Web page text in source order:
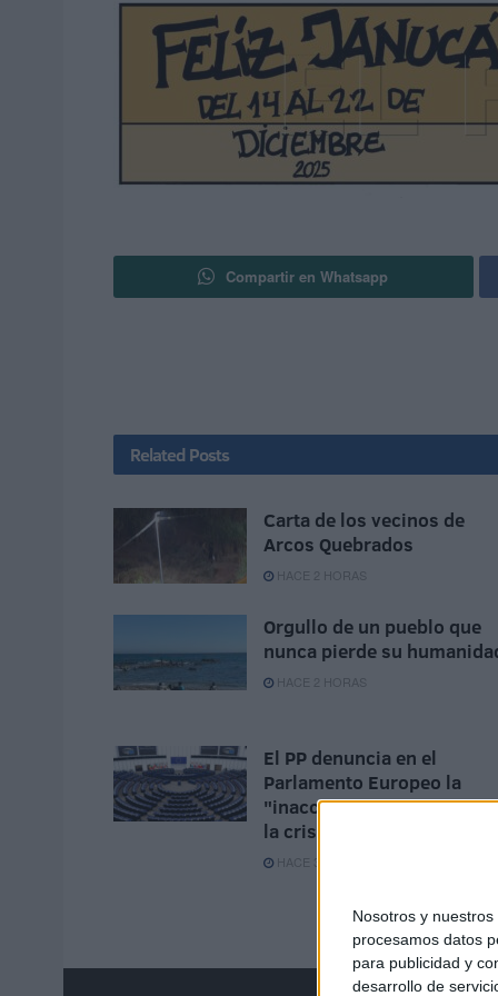
Nosotros y
procesamos datos
para publicidad y
desarrollo de
Compartir en Whatsapp
Related Posts
Carta de los vecinos de
Arcos Quebrados
HACE 2 HORAS
Orgullo de un pueblo que
nunca pierde su
HACE 2 HORAS
El PP denuncia en el
Parlamento Europeo la
"inacción" de Sánchez
la crisis de Ceuta
HACE 3 HORAS